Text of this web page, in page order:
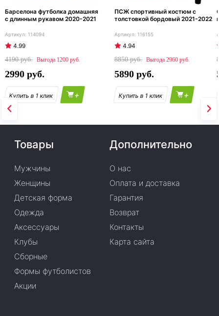
Барселона футболка домашняя
с длинным рукавом 2020-2021
114094
4.99
4190
1200
2990
+
ПСЖ спортивный костюм с
толстовкой бордовый 2021-2022
116155
4.94
8850
2960
5890
+
Товары
Мужчины
Женщины
Детская форма
Одежда
Аксессуары
Клубы
Сборные
Формы футболистов
Акции
Дополнительно
О нас
Оплата и доставка
Гарантия
Возврат
Контакты
Карта сайта